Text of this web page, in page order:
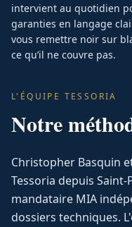
intervient au quotidien
garanties en langage
vous remettre noir sur
ce qu’il ne couvre pas.
L'ÉQUIPE TESSORIA
Notre
Christopher Basquin
Tessoria depuis Saint-
mandataire MIA
dossiers techniques.